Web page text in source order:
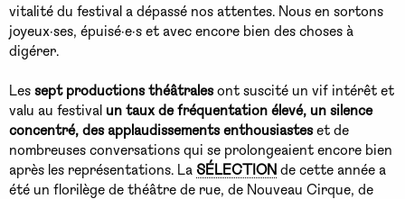
vitalité du festival a dépassé nos attentes. Nous en sortons
joyeux·ses, épuisé·e·s et avec encore bien des choses à
digérer.
Les sept productions théâtralesont suscité un vif intérêt et
valu au festival un taux de fréquentation élevé, un silence
concentré, des applaudissements enthousiasteset de
nombreuses conversations qui se prolongeaient encore bien
après les représentations. La SÉLECTION de cette année a
été un florilège de théâtre de rue, de Nouveau Cirque, de